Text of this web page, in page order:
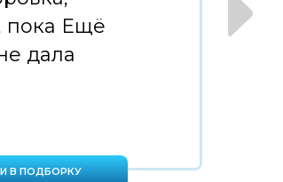
пока Ещё
дала
В ПОДБОРКУ